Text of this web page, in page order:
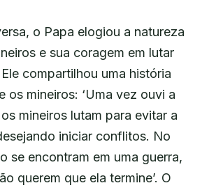
o Papa elogiou a natureza
e sua coragem em lutar
compartilhou uma história
os mineiros: ‘Uma vez ouvi a
mineiros lutam para evitar a
iniciar conflitos. No
se encontram em uma guerra,
querem que ela termine’. O